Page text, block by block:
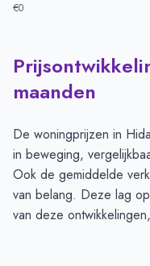
€0
Huizenprijzen in
Vraagprijs in euro's
maanden
De woningprijzen in
in beweging,
Ook de gemiddelde
van belang. Deze lag op
van deze